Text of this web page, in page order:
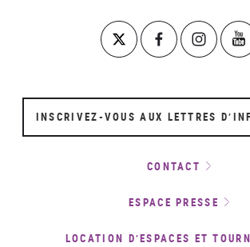
INSCRIVEZ-VOUS AUX LETTRES
CONTACT
ESPACE PRESSE
LOCATION D’ESPACES ET